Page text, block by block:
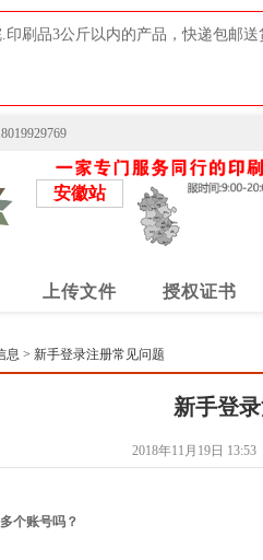
印刷品3公斤以内的产品，快递包邮
安徽站
上传文件 授权证书
息 > 新手登录注册常见问题
新手登
2018年11月19日 13:53
个账号吗？